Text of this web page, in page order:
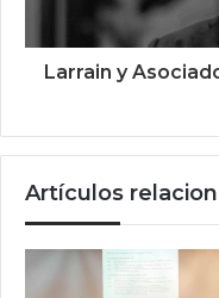
Larrain y
Artículos